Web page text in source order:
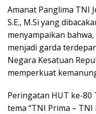
Amanat Panglima TNI
S.E., M.Si yang
menyampaikan
menjadi garda
Negara Kesatuan
memperkuat
Peringatan HUT ke-
tema “TNI Prima – TNI